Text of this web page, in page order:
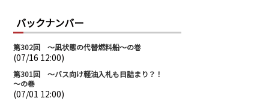
バックナンバー
第302回 ～凪状態の代替燃料船～の巻
(07/16 12:00)
第301回 ～バス向け軽油入札も目詰まり？！
～の巻
(07/01 12:00)